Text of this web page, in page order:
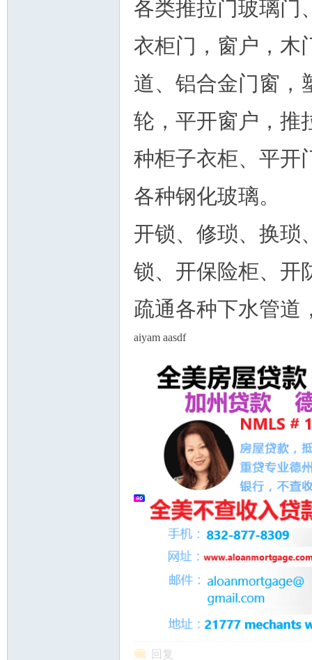
各类推拉门玻璃门
衣柜门，窗户，木
道、铝合金门窗，
轮，平开窗户，推
种柜子衣柜、平开
各种钢化玻璃。
开锁、修琐、换琐
锁、开保险柜、开
疏通各种下水管道
aiyam aasdf
回复